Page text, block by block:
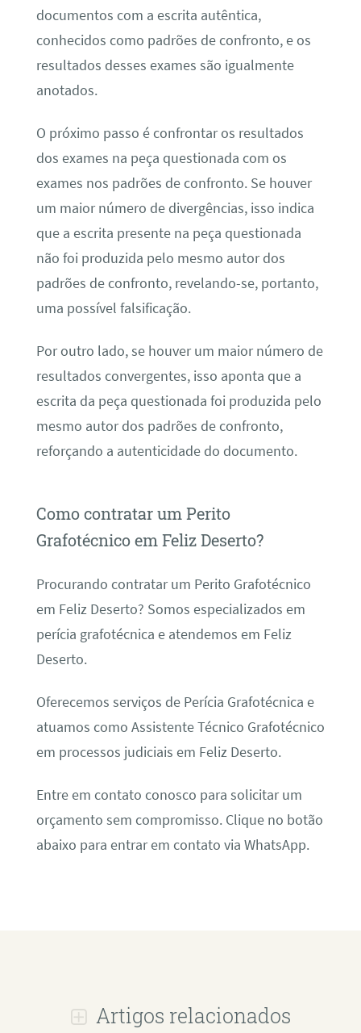
documentos com a escrita autêntica,
conhecidos como padrões de confronto, e os
resultados desses exames são igualmente
anotados.
O próximo passo é confrontar os resultados
dos exames na peça questionada com os
exames nos padrões de confronto. Se houver
um maior número de divergências, isso indica
que a escrita presente na peça questionada
não foi produzida pelo mesmo autor dos
padrões de confronto, revelando-se, portanto,
uma possível falsificação.
Por outro lado, se houver um maior número de
resultados convergentes, isso aponta que a
escrita da peça questionada foi produzida pelo
mesmo autor dos padrões de confronto,
reforçando a autenticidade do documento.
Como contratar um Perito
Grafotécnico em Feliz Deserto?
Procurando contratar um Perito Grafotécnico
em Feliz Deserto? Somos especializados em
perícia grafotécnica e atendemos em Feliz
Deserto.
Oferecemos serviços de Perícia Grafotécnica e
atuamos como Assistente Técnico Grafotécnico
em processos judiciais em Feliz Deserto.
Entre em contato conosco para solicitar um
orçamento sem compromisso. Clique no botão
abaixo para entrar em contato via WhatsApp.
Artigos relacionados